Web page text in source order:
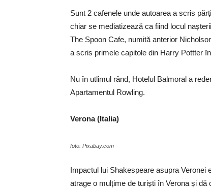
Sunt 2 cafenele unde autoarea a scris
chiar se mediatizează ca fiind locul
The Spoon Cafe, numită anterior
a scris primele capitole din Harry Pottter
Nu în utlimul rând, Hotelul Balmoral a
Apartamentul Rowling.
Verona (Italia)
foto: Pixabay.com
Impactul lui Shakespeare asupra
atrage o mulțime de turiști în Verona și